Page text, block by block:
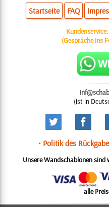
Startseite FAQ
Kundenservice:
(Gespräche ins
(ist in
• Politik des
Unsere Wandschablonen
alle